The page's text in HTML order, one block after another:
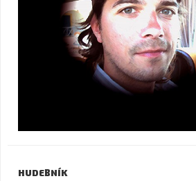
HUDEBNÍK